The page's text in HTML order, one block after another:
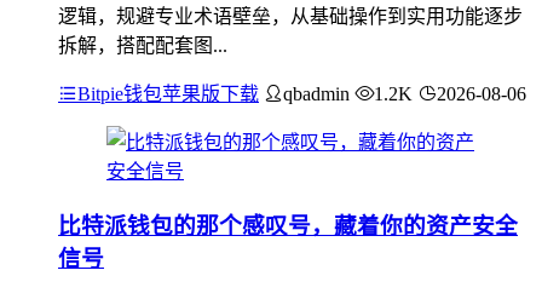
逻辑，规避专业术语壁垒，从基础操作到实用功能逐步
拆解，搭配配套图...
Bitpie钱包苹果版下载 qbadmin 1.2K 2026-08-06
比特派钱包的那个感叹号，藏着你的资产安全
信号